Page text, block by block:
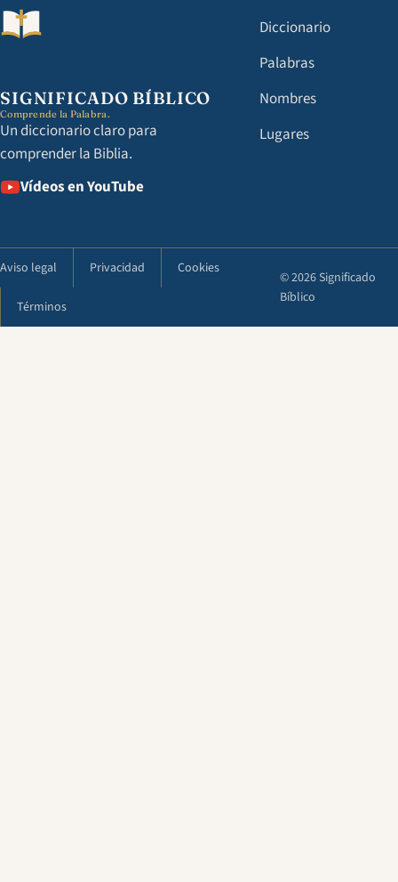
SIGNIFICADO BÍBLICO
Comprende la Palabra.
Un diccionario claro para
comprender la Biblia.
Vídeos en YouTube
Diccionario
Palabras
Nombres
Lugares
Aviso legal Privacidad Cookies
Términos
© 2026 Significado
Bíblico